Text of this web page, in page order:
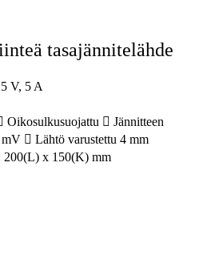
tasajännitelähde
V, 5 A
 Jännitteen
 Lähtö varustettu 4 mm
x 150(K) mm